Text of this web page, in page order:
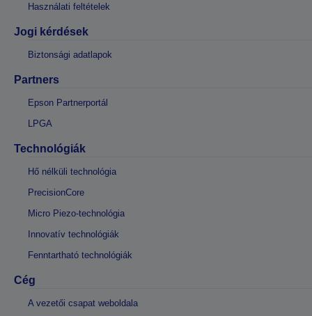
Használati feltételek
Jogi kérdések
Biztonsági adatlapok
Partners
Epson Partnerportál
LPGA
Technológiák
Hő nélküli technológia
PrecisionCore
Micro Piezo-technológia
Innovatív technológiák
Fenntartható technológiák
Cég
A vezetői csapat weboldala